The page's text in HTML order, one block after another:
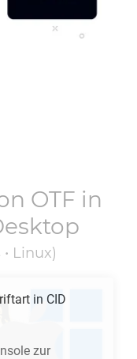
OTF in
Linux)
in CID
zur